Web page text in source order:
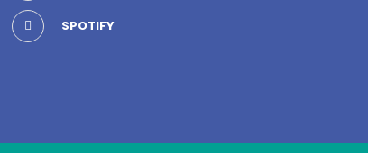
SPOTIFY